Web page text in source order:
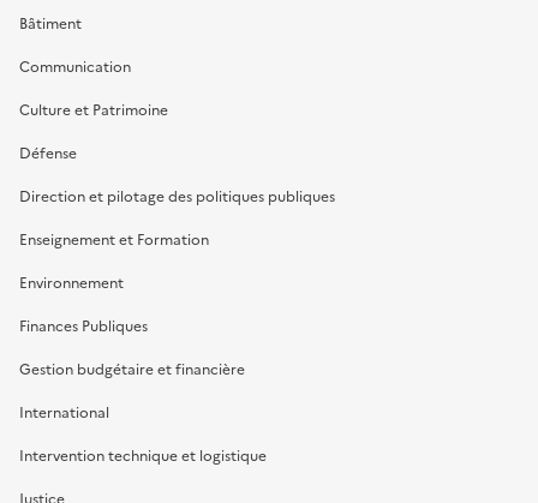
Bâtiment
Communication
Culture et Patrimoine
Défense
Direction et pilotage des politiques publiques
Enseignement et Formation
Environnement
Finances Publiques
Gestion budgétaire et financière
International
Intervention technique et logistique